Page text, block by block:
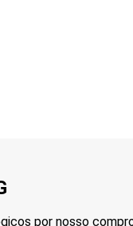
por nosso